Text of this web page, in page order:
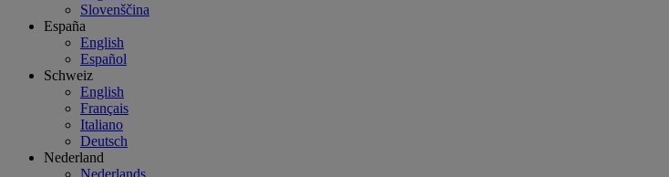
Slovenščina
España
English
Español
Schweiz
English
Français
Italiano
Deutsch
Nederland
Nederlands